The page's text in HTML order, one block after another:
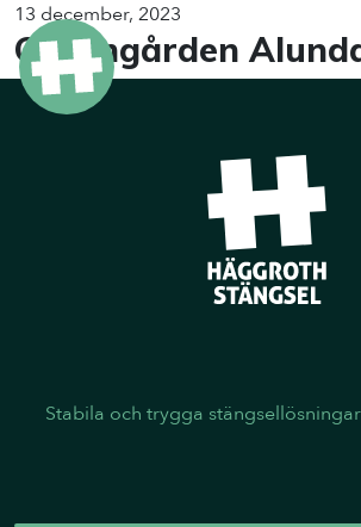
13 december, 2023
Granngården
Stabila och trygga